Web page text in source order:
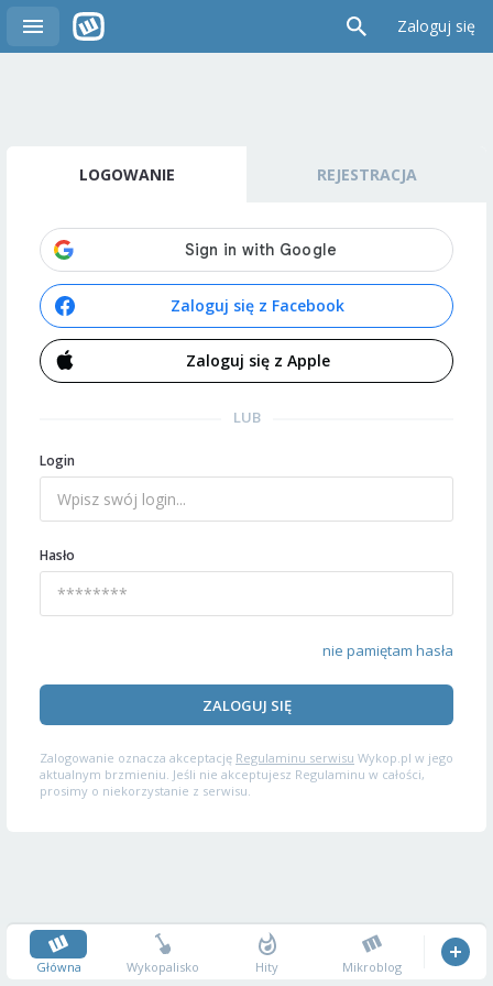
Zaloguj się
LOGOWANIE REJESTRACJA
Zaloguj się z Facebook
Zaloguj się z Apple
LUB
Login
Hasło
nie pamiętam hasła
ZALOGUJ SIĘ
Zalogowanie oznacza akceptację Regulaminu serwisu Wykop.pl w jego
aktualnym brzmieniu. Jeśli nie akceptujesz Regulaminu w całości,
prosimy o niekorzystanie z serwisu.
Główna Wykopalisko Hity Mikroblog